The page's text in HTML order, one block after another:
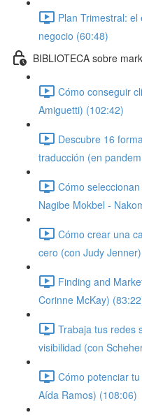
Plan Trimestral:
negocio (60:48)
BIBLIOTECA sobre
Cómo conseguir
Amiguetti) (102:42)
Descubre 16
traducción (en
Cómo
Nagibe Mokbel -
Cómo crear una
cero (con Judy
Finding and
Corinne McKay)
Trabaja tus redes
visibilidad (con
Cómo potenciar
Aída Ramos) (108:06)